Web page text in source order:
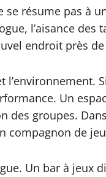
se résume pas à
l’aisance
endroit près de
l’environnement.
Un
des groupes.
compagnon de
Un bar à jeux